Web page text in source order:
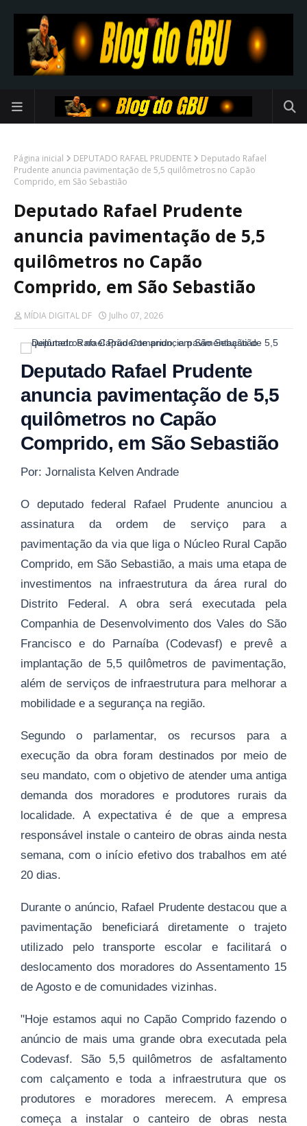
Página inicial DEPUTADO RAFAEL PRUDENTE
Deputado Rafael
Prudente anuncia pavimentação de 5,5 quilômetros no Capão
Comprido, em São Sebastião
Deputado Rafael Prudente
anuncia pavimentação de 5,5
quilômetros no Capão
Comprido, em São Sebastião
MÍDIA DIGITAL DF Julho 07, 2026
Deputado Rafael Prudente
anuncia pavimentação de 5,5
quilômetros no Capão
Comprido, em São Sebastião
Por: Jornalista Kelven Andrade
O deputado federal Rafael Prudente anunciou a
assinatura da ordem de serviço para a
pavimentação da via que liga o Núcleo Rural Capão
Comprido, em São Sebastião, a mais uma etapa de
investimentos na infraestrutura da área rural do
Distrito Federal. A obra será executada pela
Companhia de Desenvolvimento dos Vales do São
Francisco e do Parnaíba (Codevasf) e prevê a
implantação de 5,5 quilômetros de pavimentação,
além de serviços de infraestrutura para melhorar a
mobilidade e a segurança na região.
Segundo o parlamentar, os recursos para a
execução da obra foram destinados por meio de
seu mandato, com o objetivo de atender uma antiga
demanda dos moradores e produtores rurais da
localidade. A expectativa é de que a empresa
responsável instale o canteiro de obras ainda nesta
semana, com o início efetivo dos trabalhos em até
20 dias.
Durante o anúncio, Rafael Prudente destacou que a
pavimentação beneficiará diretamente o trajeto
utilizado pelo transporte escolar e facilitará o
deslocamento dos moradores do Assentamento 15
de Agosto e de comunidades vizinhas.
"Hoje estamos aqui no Capão Comprido fazendo o
anúncio de mais uma grande obra executada pela
Codevasf. São 5,5 quilômetros de asfaltamento
com calçamento e toda a infraestrutura que os
produtores e moradores merecem. A empresa
começa a instalar o canteiro de obras nesta